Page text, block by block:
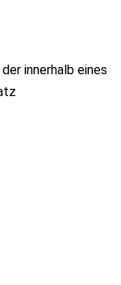
innerhalb eines